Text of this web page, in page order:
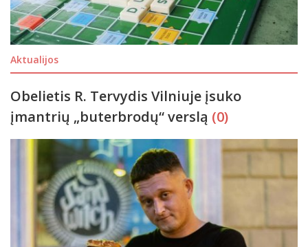
Aktualijos
Obelietis R. Tervydis Vilniuje įsuko
įmantrių „buterbrodų“ verslą (0)